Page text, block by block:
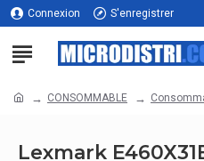
Connexion S'enregistrer
CONSOMMABLE
Lexmark